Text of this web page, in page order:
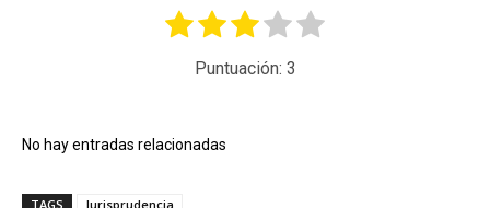
Puntuación: 3
No hay entradas relacionadas
TAGS Jurisprudencia